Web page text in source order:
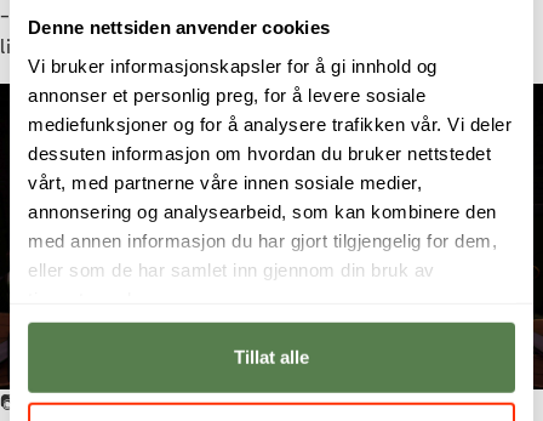
Denne nettsiden anvender cookies
Vi bruker informasjonskapsler for å gi innhold og
annonser et personlig preg, for å levere sosiale
mediefunksjoner og for å analysere trafikken vår. Vi deler
dessuten informasjon om hvordan du bruker nettstedet
vårt, med partnerne våre innen sosiale medier,
annonsering og analysearbeid, som kan kombinere den
med annen informasjon du har gjort tilgjengelig for dem,
eller som de har samlet inn gjennom din bruk av
Tillat alle
–
Å få navnet sitt i rulleteksten på et publisert spill, film, eller
lignende hadde vært en drøm, avslutter han.
📷: «A Brewing Escape». Se merher.